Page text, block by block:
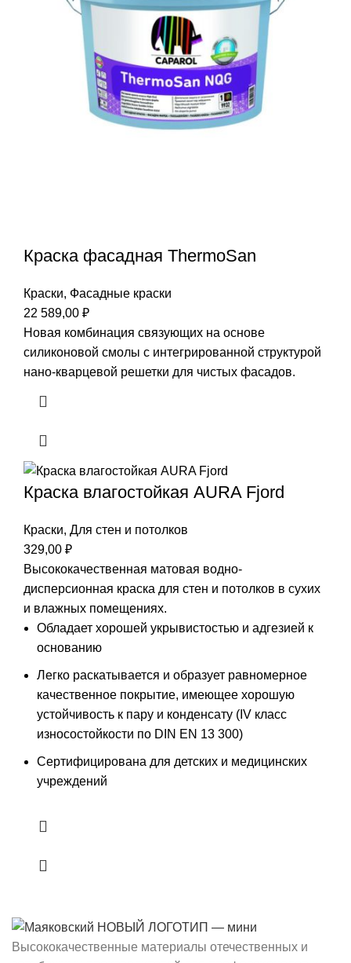
Краска фасадная ThermoSan
Краски, Фасадные краски
22 589,00 ₽
Новая комбинация связующих на основе
силиконовой смолы с интегрированной структурой
нано-кварцевой решетки для чистых фасадов.
Краска влагостойкая AURA Fjord
Краски, Для стен и потолков
329,00 ₽
Высококачественная матовая водно-
дисперсионная краска для стен и потолков в сухих
и влажных помещениях.
Обладает хорошей укрывистостью и адгезией к
основанию
Легко раскатывается и образует равномерное
качественное покрытие, имеющее хорошую
устойчивость к пару и конденсату (IV класс
износостойкости по DIN EN 13 300)
Сертифицирована для детских и медицинских
учреждений
Высококачественные материалы отечественных и